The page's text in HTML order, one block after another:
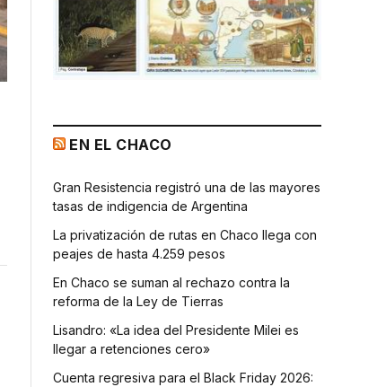
EN EL CHACO
Gran Resistencia registró una de las mayores
tasas de indigencia de Argentina
La privatización de rutas en Chaco llega con
peajes de hasta 4.259 pesos
En Chaco se suman al rechazo contra la
reforma de la Ley de Tierras
Lisandro: «La idea del Presidente Milei es
llegar a retenciones cero»
Cuenta regresiva para el Black Friday 2026: